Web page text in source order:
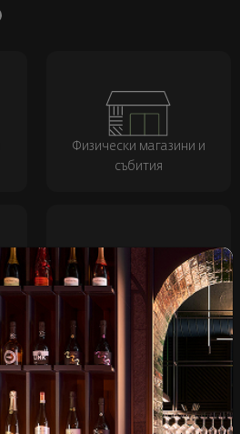
Физически магазини и
събития
Лоялна програма и
отстъпки